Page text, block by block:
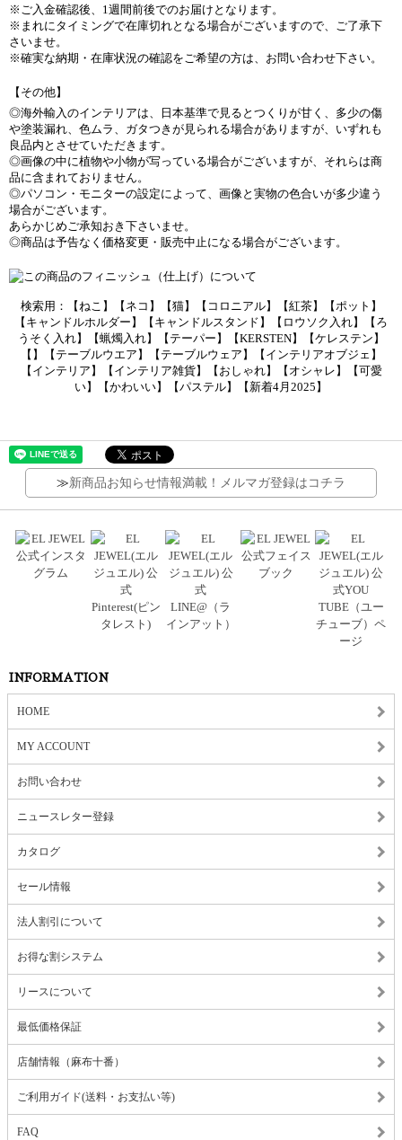
※ご入金確認後、1週間前後でのお届けとなります。
※まれにタイミングで在庫切れとなる場合がございますので、ご了承下
さいませ。
※確実な納期・在庫状況の確認をご希望の方は、お問い合わせ下さい。
【その他】
◎海外輸入のインテリアは、日本基準で見るとつくりが甘く、多少の傷
や塗装漏れ、色ムラ、ガタつきが見られる場合がありますが、いずれも
良品内とさせていただきます。
◎画像の中に植物や小物が写っている場合がございますが、それらは商
品に含まれておりません。
◎パソコン・モニターの設定によって、画像と実物の色合いが多少違う
場合がございます。
あらかじめご承知おき下さいませ。
◎商品は予告なく価格変更・販売中止になる場合がございます。
検索用：【ねこ】【ネコ】【猫】【コロニアル】【紅茶】【ポット】
【キャンドルホルダー】【キャンドルスタンド】【ロウソク入れ】【ろ
うそく入れ】【蝋燭入れ】【テーパー】【KERSTEN】【ケレステン】
【】【テーブルウエア】【テーブルウェア】【インテリアオブジェ】
【インテリア】【インテリア雑貨】【おしゃれ】【オシャレ】【可愛
い】【かわいい】【パステル】【新着4月2025】
≫新商品お知らせ情報満載！メルマガ登録はコチラ
INFORMATION
HOME
MY ACCOUNT
お問い合わせ
ニュースレター登録
カタログ
セール情報
法人割引について
お得な割システム
リースについて
最低価格保証
店舗情報（麻布十番）
ご利用ガイド(送料・お支払い等)
FAQ